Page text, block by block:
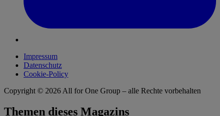
Impressum
Datenschutz
Cookie-Policy
Copyright © 2026 All for One Group – alle Rechte vorbehalten
Themen dieses Magazins